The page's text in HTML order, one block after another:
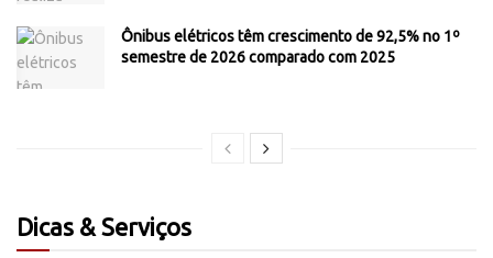
Ônibus elétricos têm crescimento de 92,5% no 1º
semestre de 2026 comparado com 2025
Dicas & Serviços